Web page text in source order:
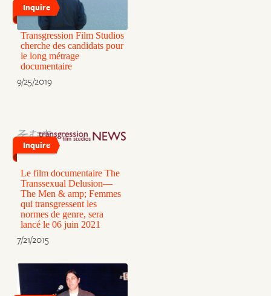
Inquire
Transgression Film Studios
cherche des candidats pour
le long métrage
documentaire
9/25/2019
Inquire
Le film documentaire The
Transsexual Delusion—
The Men & amp; Femmes
qui transgressent les
normes de genre, sera
lancé le 06 juin 2021
7/21/2015